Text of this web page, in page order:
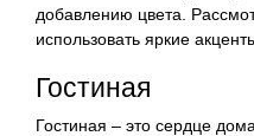
добавлению цвета.
использовать яркие
Гостиная
Гостиная – это сердце